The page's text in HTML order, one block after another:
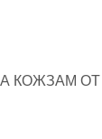
КОЖЗАМ ОТ